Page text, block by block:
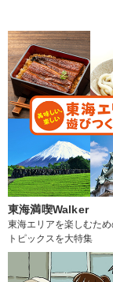
東海満喫Walker
東海エリアを楽しむた
トピックスを大特集